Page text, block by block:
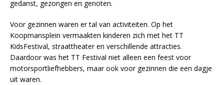
gedanst, gezongen en genoten.
Voor gezinnen waren er tal van activiteiten. Op het
Koopmansplein vermaakten kinderen zich met het TT
KidsFestival, straattheater en verschillende attracties.
Daardoor was het TT Festival niet alleen een feest voor
motorsportliefhebbers, maar ook voor gezinnen die een dagje
uit waren.